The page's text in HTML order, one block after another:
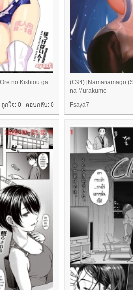
no Kishiou ga
ถูกใจ: 0 ตอบกลับ: 0
(C94) [Namanamago
na Murakumo
Fsaya7